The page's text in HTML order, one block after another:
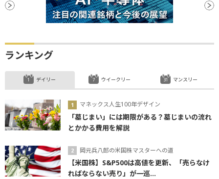
ランキング
デイリー
マネックス人生100年デザイン
「墓じまい」には期限がある？墓じまいの流れ
とかかる費用を解説
岡元兵八郎の米国株マスターへの道
【米国株】S&P500は高値を更新、「売らなけ
ればならない売り」が一巡...
ウイークリー マンスリー